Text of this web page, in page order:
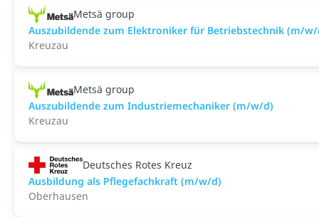
Metsä group
Auszubildende zum Elektroniker für Betriebstechnik (m/
Kreuzau
Metsä group
Auszubildende zum Industriemechaniker (m/w/d)
Kreuzau
Deutsches Rotes Kreuz
Ausbildung als Pflegefachkraft (m/w/d)
Oberhausen